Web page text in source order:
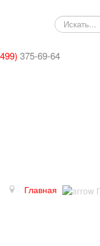
SEARCH
375-69-64
Главная